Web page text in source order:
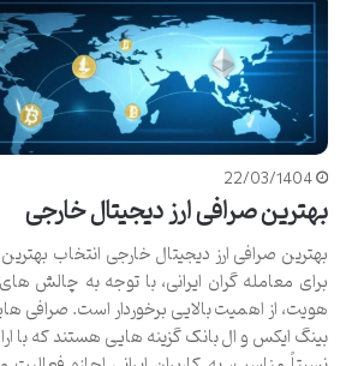
22/03/1404
بهترین صرافی ارز دیجیتال خارجی
بهترین صرافی ارز دیجیتال خارجی انتخاب
برای معامله گران ایرانی، با توجه به چالش
هویت، از اهمیت بالایی برخوردار است. صرافی
بینگ ایکس و ال بانک گزینه هایی هستند که با